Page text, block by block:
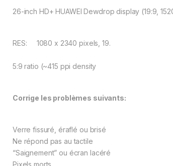
26-inch HD+ HUAWEI Dewdrop display (19:9,
RES: 1080 x 2340 pixels, 19.
5:9 ratio (~415 ppi density
Corrige les problèmes suivants:
Verre fissuré, éraflé ou brisé
Ne répond pas au tactile
“Saignement” ou écran lacéré
Pixels morts